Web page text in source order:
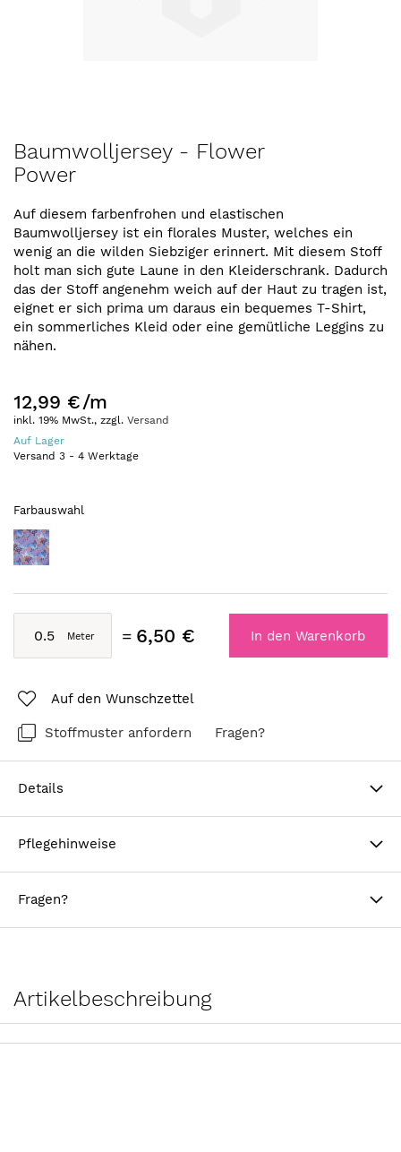
Anfang
der
springen
Baumwolljersey - Flower
Power
Auf diesem farbenfrohen und elastischen
Baumwolljersey ist ein florales Muster, welches ein
wenig an die wilden Siebziger erinnert. Mit diesem Stoff
holt man sich gute Laune in den Kleiderschrank. Dadurch
das der Stoff angenehm weich auf der Haut zu tragen ist,
eignet er sich prima um daraus ein bequemes T-Shirt,
ein sommerliches Kleid oder eine gemütliche Leggins zu
nähen.
12,99 €/m
inkl. 19% MwSt., zzgl. Versand
Auf Lager
Versand 3 - 4 Werktage
Farbauswahl
6,50 € In den Warenkorb
Auf den Wunschzettel
Stoffmuster anfordern Fragen?
Details
Pflegehinweise
Fragen?
Artikelbeschreibung